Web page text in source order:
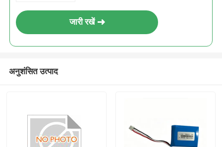
जारी रखें
अनुशंसित उत्पाद